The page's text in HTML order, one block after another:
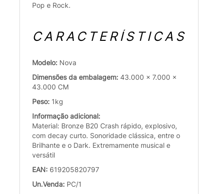
Pop e Rock.
CARACTERÍSTICAS
Modelo: Nova
Dimensões da embalagem: 43.000 x 7.000 x
43.000 CM
Peso: 1kg
Informação adicional:
Material: Bronze B20 Crash rápido, explosivo,
com decay curto. Sonoridade clássica, entre o
Brilhante e o Dark. Extremamente musical e
versátil
EAN: 619205820797
Un.Venda: PC/1